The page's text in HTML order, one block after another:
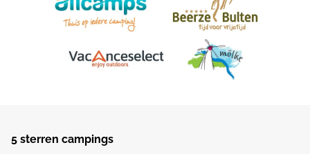
5 sterren campings